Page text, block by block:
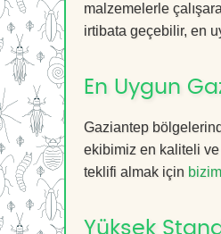
malzemelerle
irtibata geçebilir, en
En Uygun
Gaziantep
ekibimiz en kaliteli
teklifi almak için
Yüksek